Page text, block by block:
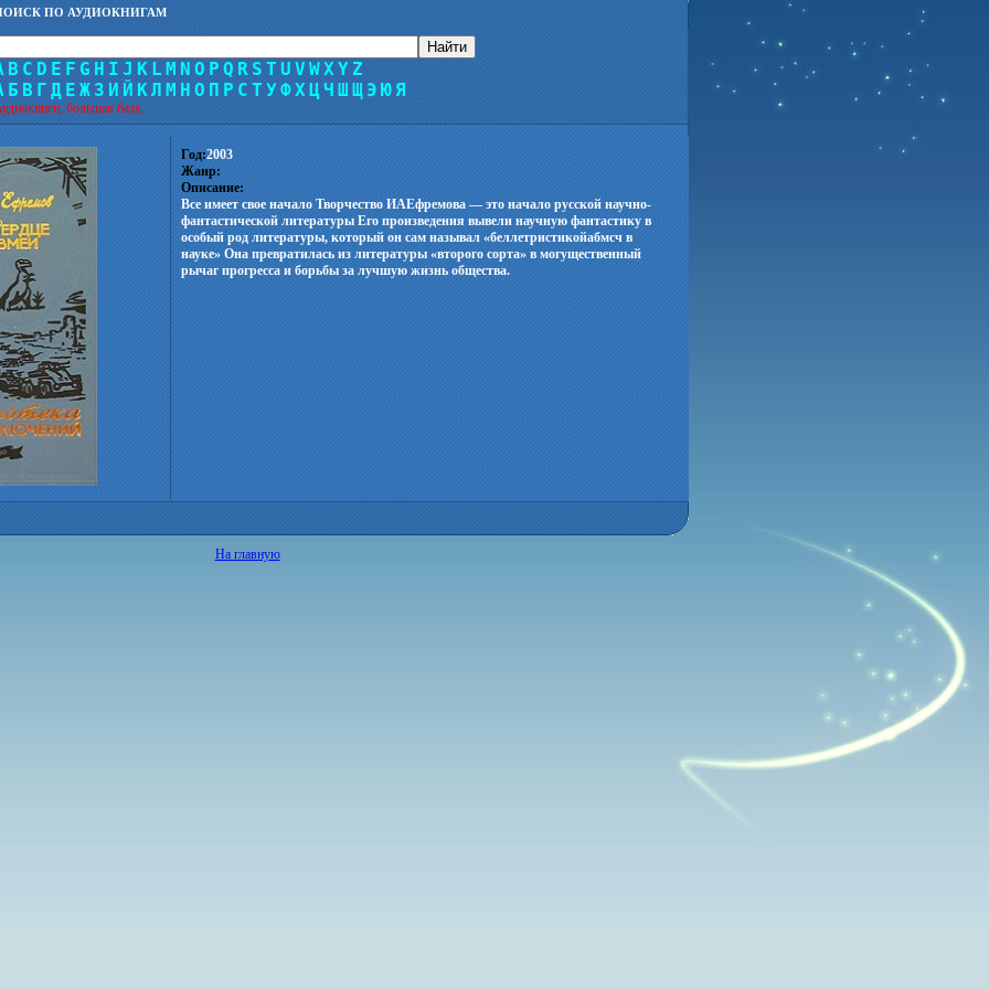
ПО АУДИОКНИГАМ
B C D E F G H I J K L M N O P Q R S T U V WXYZ
Б В Г Д Е Ж З И Й КЛ М Н О П Р С Т УФХ ЦЧ Ш Щ Э ЮЯ
большая база.
Год:2003
Жанр:
Описание:
Все имеет свое начало Творчество ИАЕфремова — это начало русской научно-
фантастической литературы Его произведения вывели научную фантастику в
особый род литературы, который он сам называл «беллетристикойабмсч в
науке» Она превратилась из литературы «второго сорта» в могущественный
рычаг прогресса и борьбы за лучшую жизнь общества.
На главную